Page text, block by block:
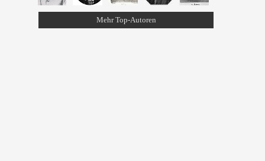
Mehr Top-Autoren